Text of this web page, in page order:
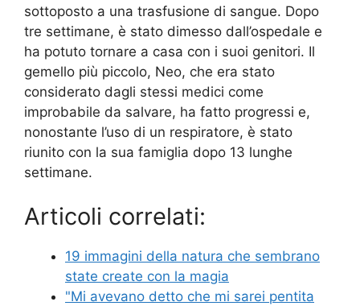
sottoposto a una trasfusione di sangue. Dopo
tre settimane, è stato dimesso dall’ospedale e
ha potuto tornare a casa con i suoi genitori. Il
gemello più piccolo, Neo, che era stato
considerato dagli stessi medici come
improbabile da salvare, ha fatto progressi e,
nonostante l’uso di un respiratore, è stato
riunito con la sua famiglia dopo 13 lunghe
settimane.
Articoli correlati:
19 immagini della natura che sembrano
state create con la magia
"Mi avevano detto che mi sarei pentita